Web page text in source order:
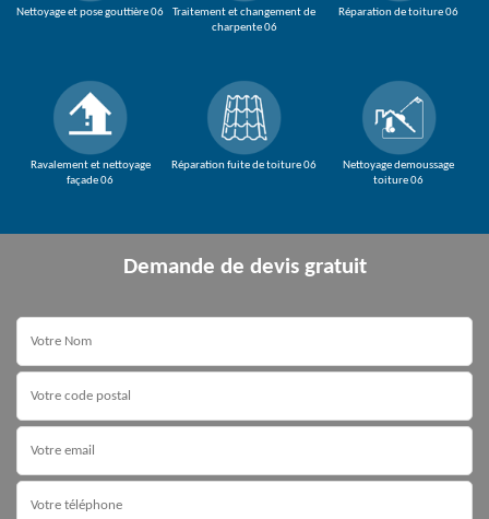
Nettoyage et pose gouttière 06
Ravalement et nettoyage
façade 06
Traitement et changement de
charpente 06
Réparation fuite de toiture 06
Réparation de toiture 06
Nettoyage demoussage
toiture 06
Demande de devis gratuit